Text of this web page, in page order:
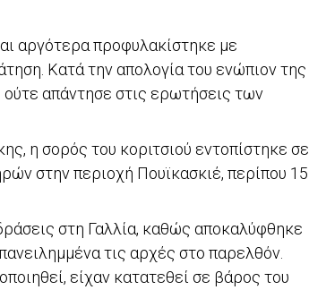
αργότερα προφυλακίστηκε με
Κατά την απολογία του ενώπιον της
απάντησε στις ερωτήσεις των
η σορός του κοριτσιού εντοπίστηκε σε
στην περιοχή Πουϊκασκιέ, περίπου 15
στη Γαλλία, καθώς αποκαλύφθηκε
τις αρχές στο παρελθόν.
είχαν κατατεθεί σε βάρος του